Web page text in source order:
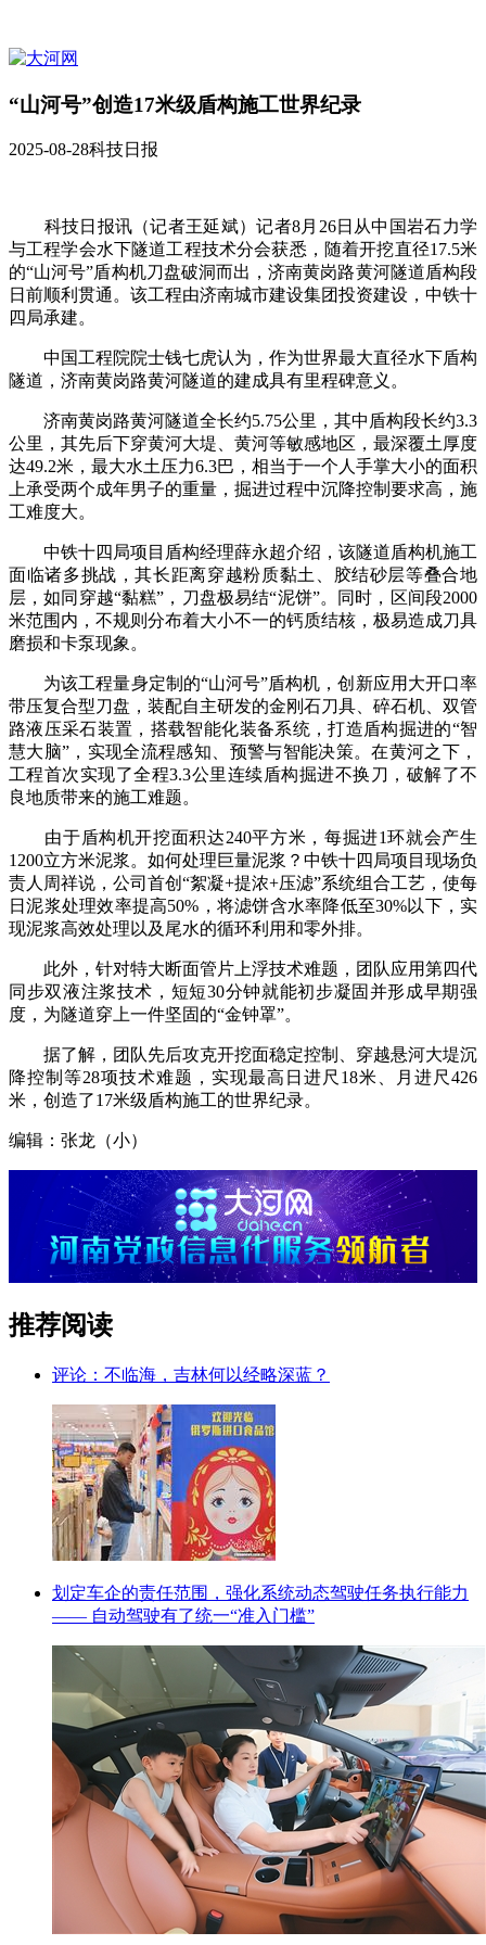
“山河号”创造17米级盾构施工世界纪录
2025-08-28科技日报
科技日报讯（记者王延斌）记者8月26日从中国岩石力学
与工程学会水下隧道工程技术分会获悉，随着开挖直径17.5米
的“山河号”盾构机刀盘破洞而出，济南黄岗路黄河隧道盾构段
日前顺利贯通。该工程由济南城市建设集团投资建设，中铁十
四局承建。
中国工程院院士钱七虎认为，作为世界最大直径水下盾构
隧道，济南黄岗路黄河隧道的建成具有里程碑意义。
济南黄岗路黄河隧道全长约5.75公里，其中盾构段长约3.3
公里，其先后下穿黄河大堤、黄河等敏感地区，最深覆土厚度
达49.2米，最大水土压力6.3巴，相当于一个人手掌大小的面积
上承受两个成年男子的重量，掘进过程中沉降控制要求高，施
工难度大。
中铁十四局项目盾构经理薛永超介绍，该隧道盾构机施工
面临诸多挑战，其长距离穿越粉质黏土、胶结砂层等叠合地
层，如同穿越“黏糕”，刀盘极易结“泥饼”。同时，区间段2000
米范围内，不规则分布着大小不一的钙质结核，极易造成刀具
磨损和卡泵现象。
为该工程量身定制的“山河号”盾构机，创新应用大开口率
带压复合型刀盘，装配自主研发的金刚石刀具、碎石机、双管
路液压采石装置，搭载智能化装备系统，打造盾构掘进的“智
慧大脑”，实现全流程感知、预警与智能决策。在黄河之下，
工程首次实现了全程3.3公里连续盾构掘进不换刀，破解了不
良地质带来的施工难题。
由于盾构机开挖面积达240平方米，每掘进1环就会产生
1200立方米泥浆。如何处理巨量泥浆？中铁十四局项目现场负
责人周祥说，公司首创“絮凝+提浓+压滤”系统组合工艺，使每
日泥浆处理效率提高50%，将滤饼含水率降低至30%以下，实
现泥浆高效处理以及尾水的循环利用和零外排。
此外，针对特大断面管片上浮技术难题，团队应用第四代
同步双液注浆技术，短短30分钟就能初步凝固并形成早期强
度，为隧道穿上一件坚固的“金钟罩”。
据了解，团队先后攻克开挖面稳定控制、穿越悬河大堤沉
降控制等28项技术难题，实现最高日进尺18米、月进尺426
米，创造了17米级盾构施工的世界纪录。
编辑：张龙（小）
推荐阅读
评论：不临海，吉林何以经略深蓝？
划定车企的责任范围，强化系统动态驾驶任务执行能力
—— 自动驾驶有了统一“准入门槛”